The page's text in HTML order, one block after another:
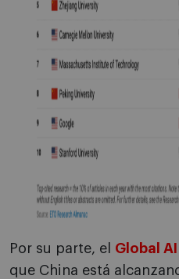
Por su parte, el Global
que China está